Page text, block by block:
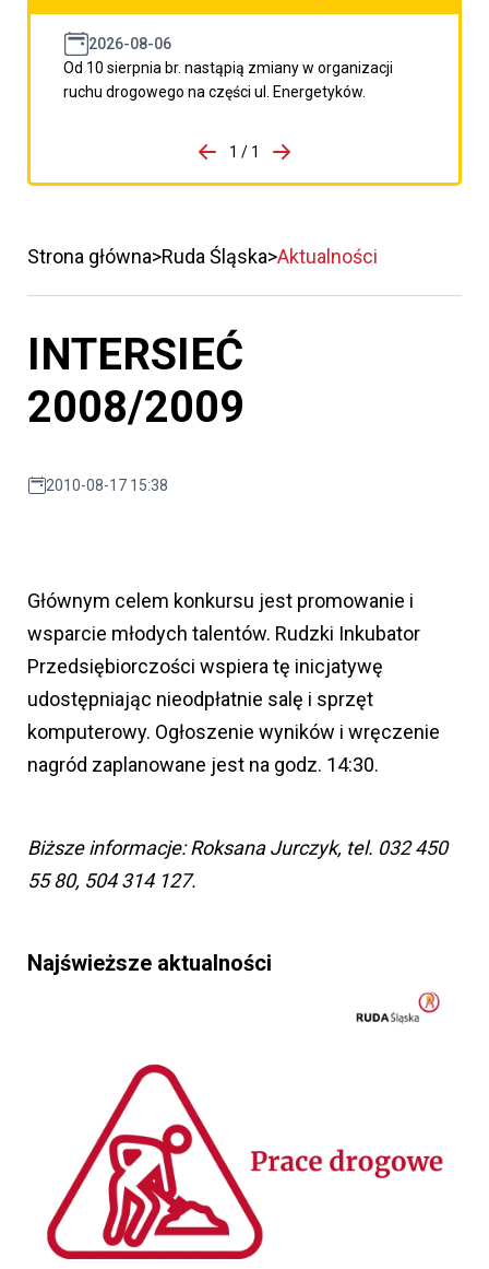
2026-08-06
Od 10 sierpnia br. nastąpią zmiany w organizacji
ruchu drogowego na części ul. Energetyków.
porzpedniego komunikatu
1 / 1
Przejdź do następnego
Strona główna Ruda Śląska Aktualności
INTERSIEĆ
2008/2009
2010-08-17 15:38
Głównym celem konkursu jest promowanie i
wsparcie młodych talentów. Rudzki Inkubator
Przedsiębiorczości wspiera tę inicjatywę
udostępniając nieodpłatnie salę i sprzęt
komputerowy. Ogłoszenie wyników i wręczenie
nagród zaplanowane jest na godz. 14:30.
Biższe informacje: Roksana Jurczyk, tel. 032 450
55 80, 504 314 127.
Najświeższe aktualności